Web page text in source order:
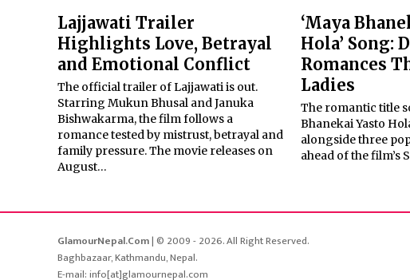
Lajjawati Trailer
Highlights Love, Betrayal
and Emotional Conflict
The official trailer of Lajjawati is out.
Starring Mukun Bhusal and Januka
Bishwakarma, the film follows a
romance tested by mistrust, betrayal and
family pressure. The movie releases on
August…
‘Maya
Hola’ Song:
Romances
Ladies
The romantic title
Bhanekai Yasto
alongside three
ahead of the film’s
GlamourNepal.Com| © 2009 - 2026. All Right Reserved.
Baghbazaar, Kathmandu, Nepal.
E-mail: info[at]glamournepal.com